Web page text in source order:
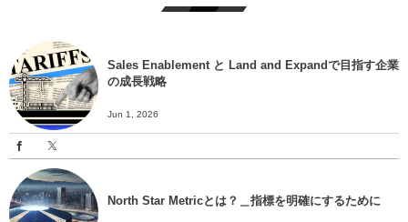
Sales Enablement と Land and Expandで目指す企業
の成長戦略
Jun 1, 2026
North Star Metricとは？＿指標を明確にするために